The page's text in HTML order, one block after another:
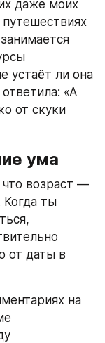
даже моих
устаёт ли она
«А
от скуки
ума
возраст —
Когда ты
от даты в
на